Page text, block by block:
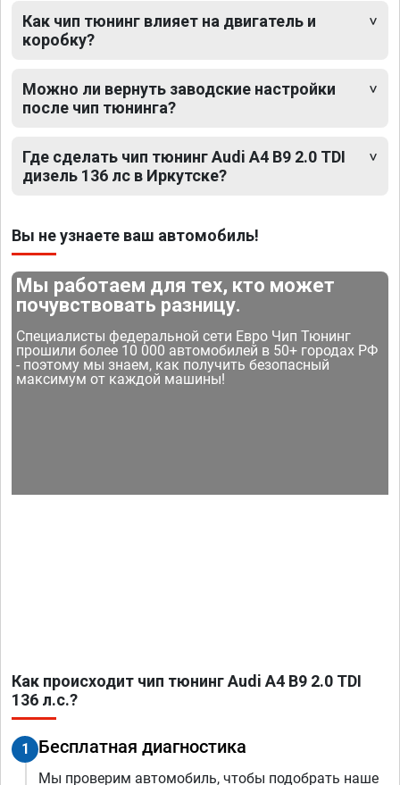
Как чип тюнинг влияет на двигатель и
коробку?
Можно ли вернуть заводские настройки
после чип тюнинга?
Где сделать чип тюнинг Audi A4 B9 2.0 TDI
дизель 136 лс в Иркутске?
Вы не узнаете ваш автомобиль!
Мы работаем для тех, кто может
почувствовать разницу.
Специалисты федеральной сети Евро Чип Тюнинг
прошили более 10 000 автомобилей в 50+ городах РФ
- поэтому мы знаем, как получить безопасный
максимум от каждой машины!
Как происходит чип тюнинг Audi A4 B9 2.0 TDI
136 л.с.?
1 Бесплатная диагностика
Мы проверим автомобиль, чтобы подобрать наше